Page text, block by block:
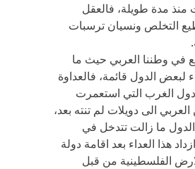
منذ مدة طويلة، فالعقل
التخلص ونسيان ترسبات
في وطننا العربي حيث ما
لبعض الدول قائمة، فالعداوة
الغرب التي استعمرت
الى دويلات لم تنته بعد،
ما زالت تتدخل في
هذا العداء بعد اقامة دولة
الفلسطينية من قبل